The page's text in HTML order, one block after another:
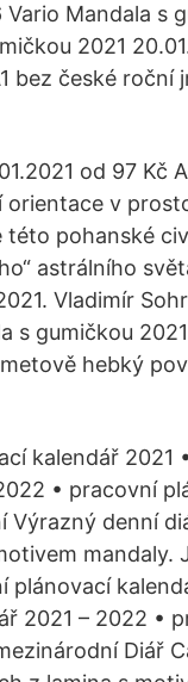
Mandala s
2021
bez české roční
od 97 Kč
v
pohanské
astrálního
Vladimír
s gumičkou
hebký
kalendář 2021
• pracovní
Výrazný denní
mandaly.
2021 – 2022 •
Diář